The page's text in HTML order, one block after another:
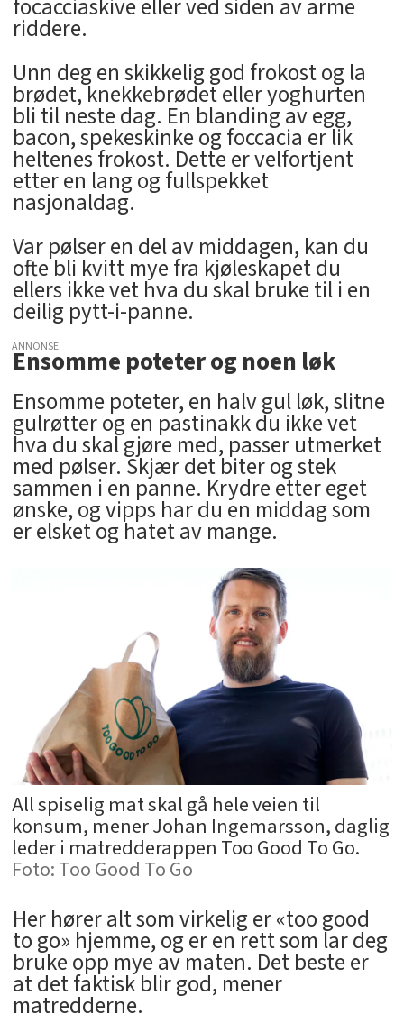
focacciaskive eller ved siden av arme
riddere.
Unn deg en skikkelig god frokost og la
brødet, knekkebrødet eller yoghurten
bli til neste dag. En blanding av egg,
bacon, spekeskinke og foccacia er lik
heltenes frokost. Dette er velfortjent
etter en lang og fullspekket
nasjonaldag.
Var pølser en del av middagen, kan du
ofte bli kvitt mye fra kjøleskapet du
ellers ikke vet hva du skal bruke til i en
deilig pytt-i-panne.
ANNONSE
Ensomme poteter og noen løk
Ensomme poteter, en halv gul løk, slitne
gulrøtter og en pastinakk du ikke vet
hva du skal gjøre med, passer utmerket
med pølser. Skjær det biter og stek
sammen i en panne. Krydre etter eget
ønske, og vipps har du en middag som
er elsket og hatet av mange.
All spiselig mat skal gå hele veien til
konsum, mener Johan Ingemarsson, daglig
leder i matredderappen Too Good To Go.
Too Good To Go
Her hører alt som virkelig er «too good
to go» hjemme, og er en rett som lar deg
bruke opp mye av maten. Det beste er
at det faktisk blir god, mener
matredderne.